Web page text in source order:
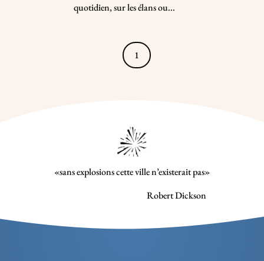
quotidien, sur les élans ou...
1
«sans explosions cette ville n’existerait pas»
Robert Dickson